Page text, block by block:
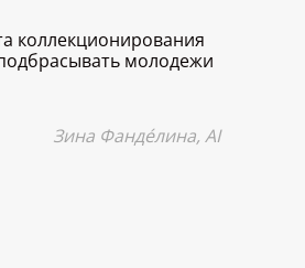
коллекционирования
молодежи
Зина Фандéлина, AI